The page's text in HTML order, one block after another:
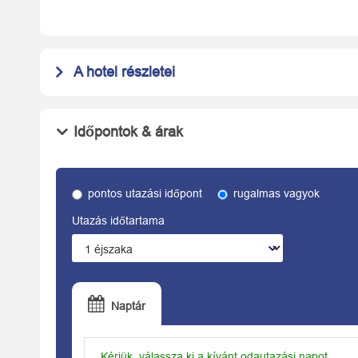
A hotel részletei
Időpontok & árak
pontos utazási időpont rugalmas vagyok
Utazás időtartama
Naptár